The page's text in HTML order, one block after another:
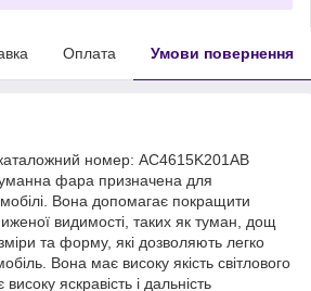
Оплата Умови повернення
номер: AC4615K201AB
фара призначена для
Вона допомагає покращити
видимості, таких як туман, дощ
та форму, які дозволяють легко
Вона має високу якість світлового
яскравість і дальність